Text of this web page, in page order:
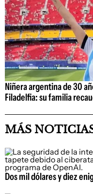
Niñera argentina de 30
Filadelfia: su familia
MÁS
Dos mil dólares y diez